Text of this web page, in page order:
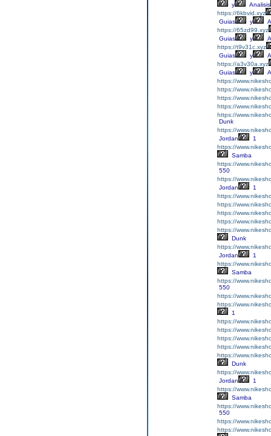
y
Analisis
https://6kbvid.xyz
Guias
y
https://65zd99.xyz
Guias
y
https://t9v31c.xyz
Guias
y
https://a3v30a.xyz
Guias
y
https://
https://
https://
https://
https://
Dunk
https://
Jordan
1
https://
Samba
https://
550
https://
Jordan
1
https://
https://
https://
https://
https://
Dunk
https://
Jordan
1
https://
Samba
https://
550
https://
https://
1
https://
https://
https://
https://
https://
Dunk
https://
Jordan
1
https://
Samba
https://
550
https://
https://